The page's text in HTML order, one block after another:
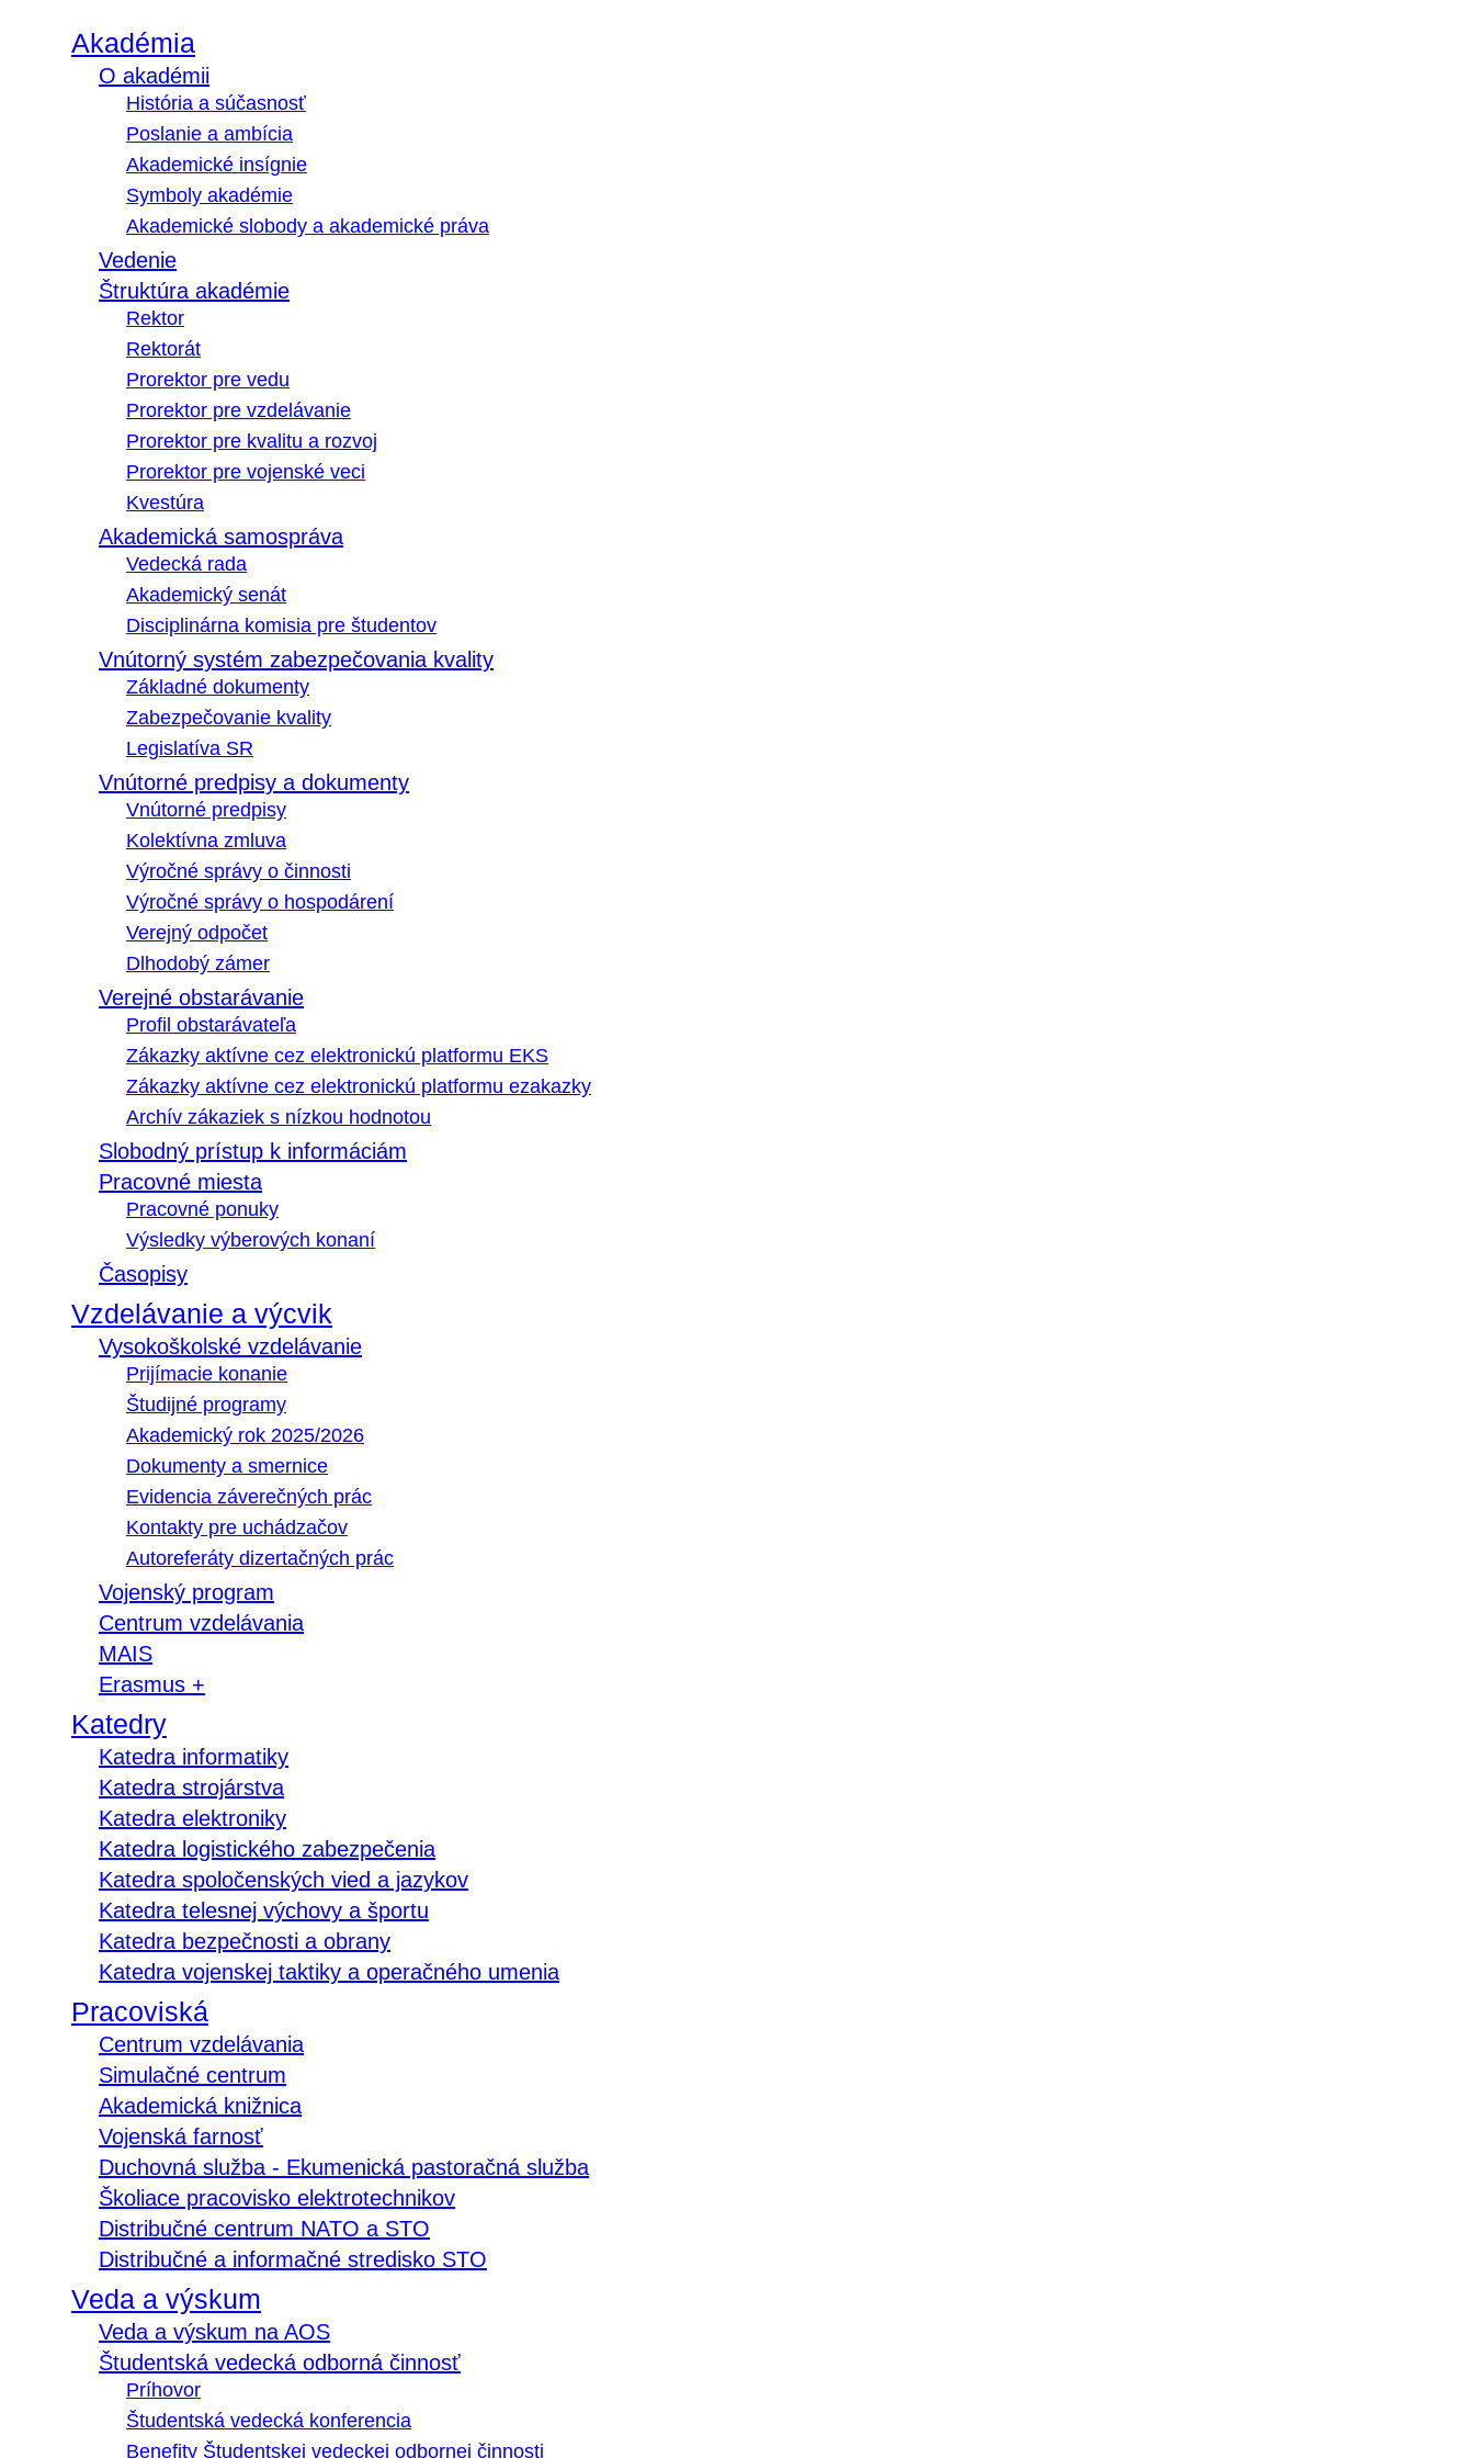
Akadémia
O akadémii
História a súčasnosť
Poslanie a ambícia
Akademické insígnie
Symboly akadémie
Akademické slobody a akademické práva
Vedenie
Štruktúra akadémie
Rektor
Rektorát
Prorektor pre vedu
Prorektor pre vzdelávanie
Prorektor pre kvalitu a rozvoj
Prorektor pre vojenské veci
Kvestúra
Akademická samospráva
Vedecká rada
Akademický senát
Disciplinárna komisia pre študentov
Vnútorný systém zabezpečovania kvality
Základné dokumenty
Zabezpečovanie kvality
Legislatíva SR
Vnútorné predpisy a dokumenty
Vnútorné predpisy
Kolektívna zmluva
Výročné správy o činnosti
Výročné správy o hospodárení
Verejný odpočet
Dlhodobý zámer
Verejné obstarávanie
Profil obstarávateľa
Zákazky aktívne cez elektronickú platformu EKS
Zákazky aktívne cez elektronickú platformu ezakazky
Archív zákaziek s nízkou hodnotou
Slobodný prístup k informáciám
Pracovné miesta
Pracovné ponuky
Výsledky výberových konaní
Časopisy
Vzdelávanie a výcvik
Vysokoškolské vzdelávanie
Prijímacie konanie
Študijné programy
Akademický rok 2025/2026
Dokumenty a smernice
Evidencia záverečných prác
Kontakty pre uchádzačov
Autoreferáty dizertačných prác
Vojenský program
Centrum vzdelávania
MAIS
Erasmus +
Katedry
Katedra informatiky
Katedra strojárstva
Katedra elektroniky
Katedra logistického zabezpečenia
Katedra spoločenských vied a jazykov
Katedra telesnej výchovy a športu
Katedra bezpečnosti a obrany
Katedra vojenskej taktiky a operačného umenia
Pracoviská
Centrum vzdelávania
Simulačné centrum
Akademická knižnica
Vojenská farnosť
Duchovná služba - Ekumenická pastoračná služba
Školiace pracovisko elektrotechnikov
Distribučné centrum NATO a STO
Distribučné a informačné stredisko STO
Veda a výskum
Veda a výskum na AOS
Študentská vedecká odborná činnosť
Príhovor
Študentská vedecká konferencia
Benefity Študentskej vedeckej odbornej činnosti